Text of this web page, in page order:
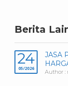
Berita
24
05/2026
JASA
Author :